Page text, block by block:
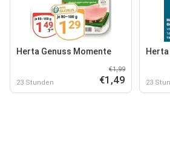
Herta Genuss Momente
23 Stunden
€1,99
€1,49
Herta
23